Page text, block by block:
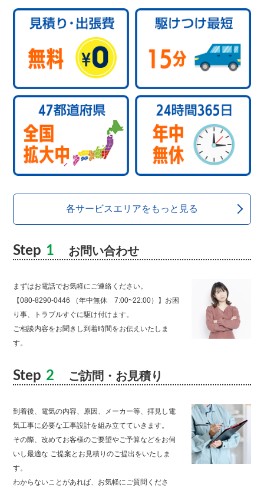
各サービスエリアをもっと見る
Step 1 お問い合わせ
まずはお電話でお気軽にご連絡ください。
【080-8290-0446 （年中無休 7:00~22:00）】お困
り事、トラブルすぐに駆け付けます。
ご相談内容をお聞きし到着時間をお伝えいたしま
す。
Step 2 ご訪問・お見積り
到着後、電気の内容、原因、メーカー等、拝見し電
気工事に必要な工事設計を組み立てていきます。
その際、改めてお客様のご要望やご予算などをお伺
いし最適な ご提案とお見積りのご提出をいたしま
す。
わからないことがあれば、お気軽にご質問くださ